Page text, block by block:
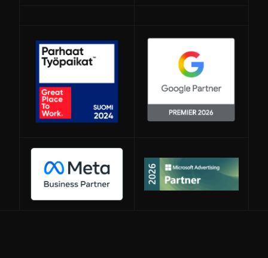
Avautuu uuteen ikkunaan